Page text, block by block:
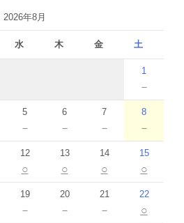
2026年8月
水 木 金 土
1
－
5
－
6
－
7
－
8
－
12
○
13
○
14
○
15
○
19
－
20
－
21
－
22
○